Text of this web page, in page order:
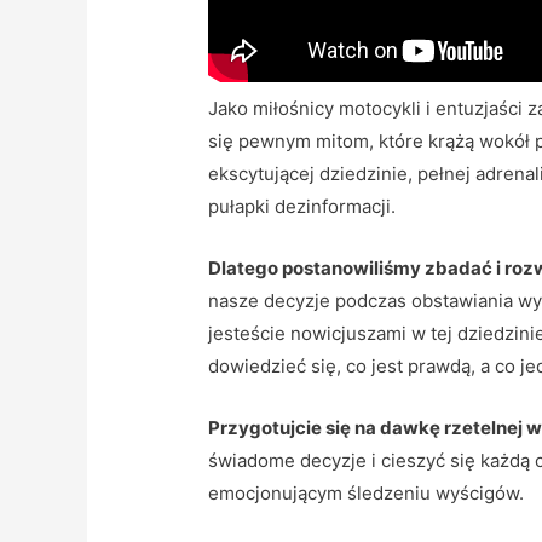
Jako miłośnicy motocykli i entuzjaści
się pewnym mitom, które krążą
ekscytującej dziedzinie, pełnej
pułapki dezinformacji.
Dlatego postanowiliśmy zbadać i
nasze decyzje podczas obstawiania
jesteście nowicjuszami w tej
dowiedzieć się, co jest prawdą, a co
Przygotujcie się na dawkę rzetelnej
świadome decyzje i cieszyć się każdą
emocjonującym śledzeniu wyścigów.